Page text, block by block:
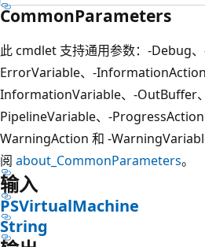
CommonParameters
此 cmdlet 支持通用参数：-Debug
ErrorVariable、-
InformationVariable、-OutBuffer
PipelineVariable、-
WarningAction 和 -
阅 about_CommonParameters。
输入
PSVirtualMachine
String